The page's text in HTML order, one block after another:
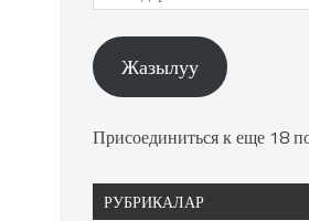
Жазылуу
Присоединиться к еще 18
РУБРИКАЛАР